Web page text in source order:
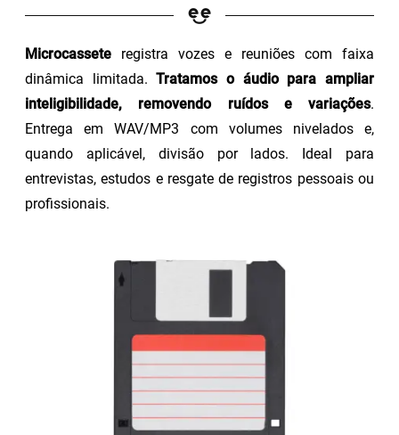
Microcassete registra vozes e reuniões com faixa
dinâmica limitada.Tratamos o áudio para ampliar
inteligibilidade, removendo ruídos e variações.
Entrega em WAV/MP3 com volumes nivelados e,
quando aplicável, divisão por lados. Ideal para
entrevistas, estudos e resgate de registros pessoais ou
profissionais.